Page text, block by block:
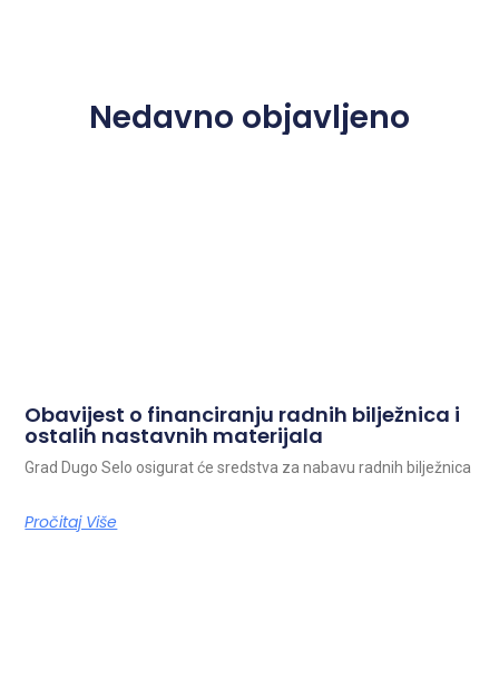
Nedavno objavljeno
Obavijest o financiranju radnih bilježnica i
ostalih nastavnih materijala
Grad Dugo Selo osigurat će sredstva za nabavu radnih bilježnica
Pročitaj Više